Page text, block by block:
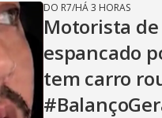
DO R7/HÁ 3 HORAS
Motorista
espancado
tem carro